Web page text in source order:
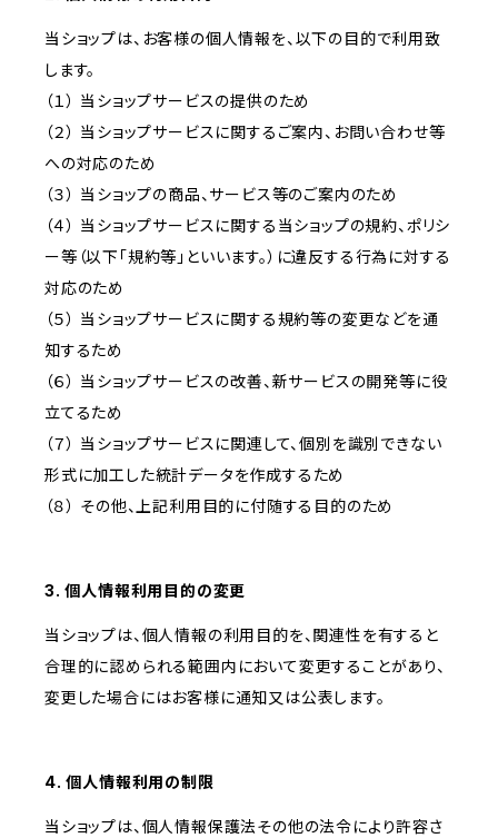
当ショップは、お客様の個人情報を、以下の目的で利用致
します。
（１） 当ショップサービスの提供のため
（２） 当ショップサービスに関するご案内、お問い合わせ等
への対応のため
（３） 当ショップの商品、サービス等のご案内のため
（４） 当ショップサービスに関する当ショップの規約、ポリシ
ー等（以下「規約等」といいます。）に違反する行為に対する
対応のため
（５） 当ショップサービスに関する規約等の変更などを通
知するため
（６） 当ショップサービスの改善、新サービスの開発等に役
立てるため
（７） 当ショップサービスに関連して、個別を識別できない
形式に加工した統計データを作成するため
（８） その他、上記利用目的に付随する目的のため
3. 個人情報利用目的の変更
当ショップは、個人情報の利用目的を、関連性を有すると
合理的に認められる範囲内において変更することがあり、
変更した場合にはお客様に通知又は公表します。
4. 個人情報利用の制限
当ショップは、個人情報保護法その他の法令により許容さ